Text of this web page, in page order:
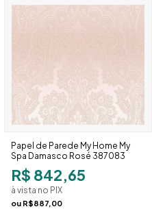
Papel de Parede My Home My
Spa Damasco Rosé 387083
R$ 842,65
à vista no PIX
ou R$887,00